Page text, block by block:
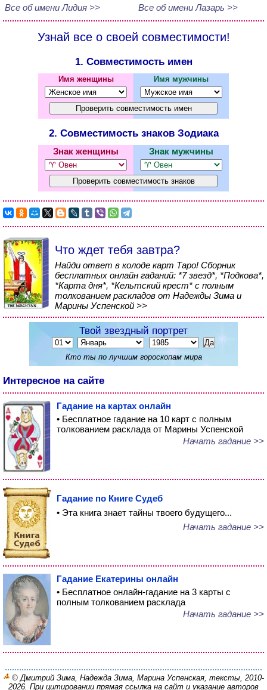
Все об имени Лидия >>
Все об имени Лазарь >>
Узнай все о своей совместимости!
1. Совместимость имен
Имя женщины Имя мужчины
2. Совместимость знаков Зодиака
Знак женщины Знак мужчины
Что ждет тебя завтра?
Найди ответ в колоде карт Таро! Сборник
бесплатных онлайн гаданий: *7 звезд*, *Подкова*,
*Карта дня*, *Кельтский крест* с полным
толкованием раскладов от Надежды Зима и
Марины Успенской >>
Твой звездный портрет
Кто ты по лучшим гороскопам мира
Интересное на сайте
Гадание на картах онлайн
• Бесплатное гадание на 10 карт с полным
толкованием расклада от Марины Успенской
Начать гадание >>
Гадание по Книге Судеб
• Эта книга знает тайны твоего будущего...
Начать гадание >>
Гадание Екатерины онлайн
• Бесплатное онлайн-гадание на 3 карты с
полным толкованием расклада
Начать гадание >>
© Дмитрий Зима, Надежда Зима, Марина Успенская, тексты, 2010-
2026. При цитировании прямая ссылка на сайт и указание авторов